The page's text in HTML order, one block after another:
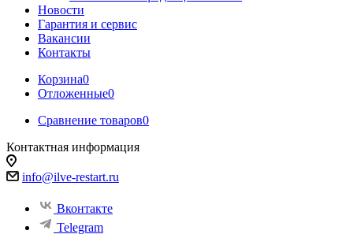
Новости
Гарантия и сервис
Вакансии
Контакты
Корзина0
Отложенные0
Сравнение товаров0
Контактная информация
info@ilve-restart.ru
Вконтакте
Telegram